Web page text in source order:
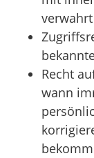
Recht
wann